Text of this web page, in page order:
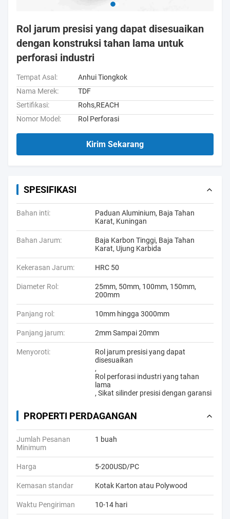
Rol jarum presisi yang dapat disesuaikan
dengan konstruksi tahan lama untuk
perforasi industri
Tempat Asal:
Anhui Tiongkok
Nama Merek:
TDF
Sertifikasi:
Rohs,REACH
Nomor Model:
Rol Perforasi
Kirim Sekarang
SPESIFIKASI
Bahan inti:
Paduan Aluminium, Baja Tahan
Karat, Kuningan
Bahan Jarum:
Baja Karbon Tinggi, Baja Tahan
Karat, Ujung Karbida
Kekerasan Jarum: HRC 50
Diameter Rol:
25mm, 50mm, 100mm, 150mm,
200mm
Panjang rol: 10mm hingga 3000mm
Panjang jarum: 2mm Sampai 20mm
Menyoroti:
Rol jarum presisi yang dapat
disesuaikan
,
Rol perforasi industri yang tahan
lama
, Sikat silinder presisi dengan garansi
PROPERTI PERDAGANGAN
Jumlah Pesanan
Minimum
1 buah
Harga 5-200USD/PC
Kemasan standar Kotak Karton atau Polywood
Waktu Pengiriman 10-14 hari